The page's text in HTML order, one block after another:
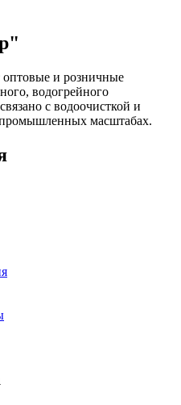
оптовые и розничные
водогрейного
с водоочисткой и
масштабах.